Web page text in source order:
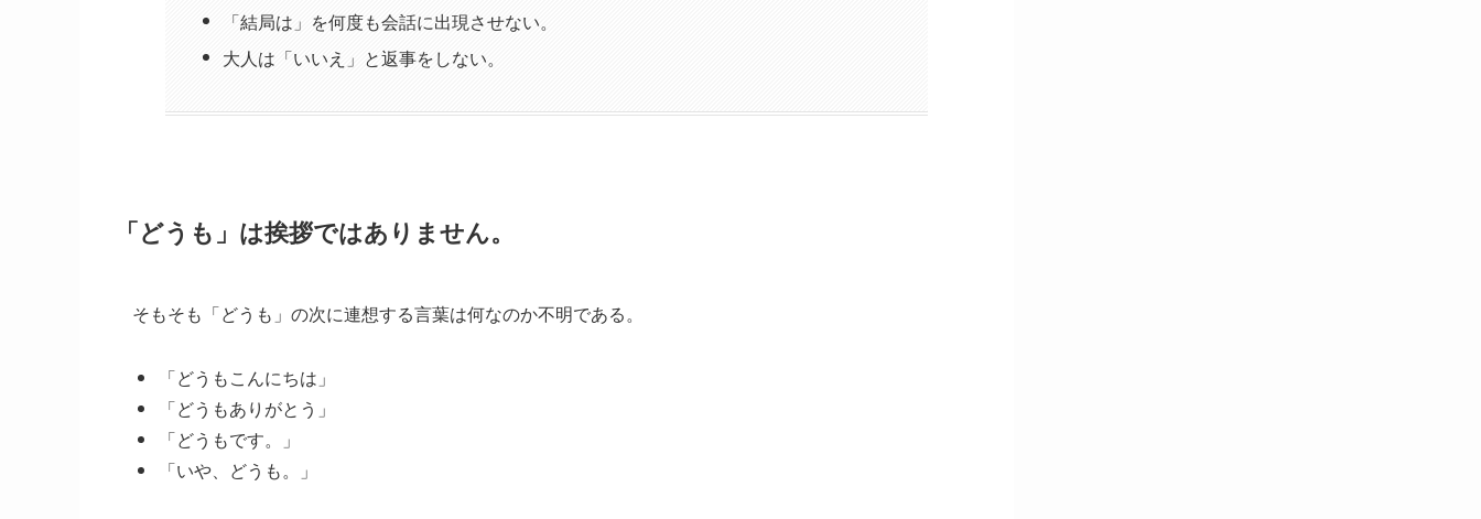
「結局は」を何度も会話に出現させない。
大人は「いいえ」と返事をしない。
「どうも」は挨拶ではありません。
そもそも「どうも」の次に連想する言葉は何なのか不明である。
「どうもこんにちは」
「どうもありがとう」
「どうもです。」
「いや、どうも。」